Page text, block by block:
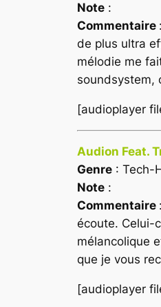
Note :
Commentaire
de plus ultra
mélodie me
soundsystem,
[audioplayer
Audion Feat.
Genre : Tech-
Note :
Commentaire
écoute. Celui-
mélancolique
que je vous
[audioplayer